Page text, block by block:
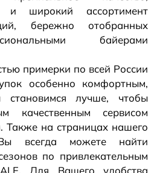
и широкий ассортимент
бережно отобранных
байерами
примерки по всей России
особенно комфортным,
лучше, чтобы
качественным сервисом
Также на страницах нашего
всегда можете найти
по привлекательным
Для Вашего удобства